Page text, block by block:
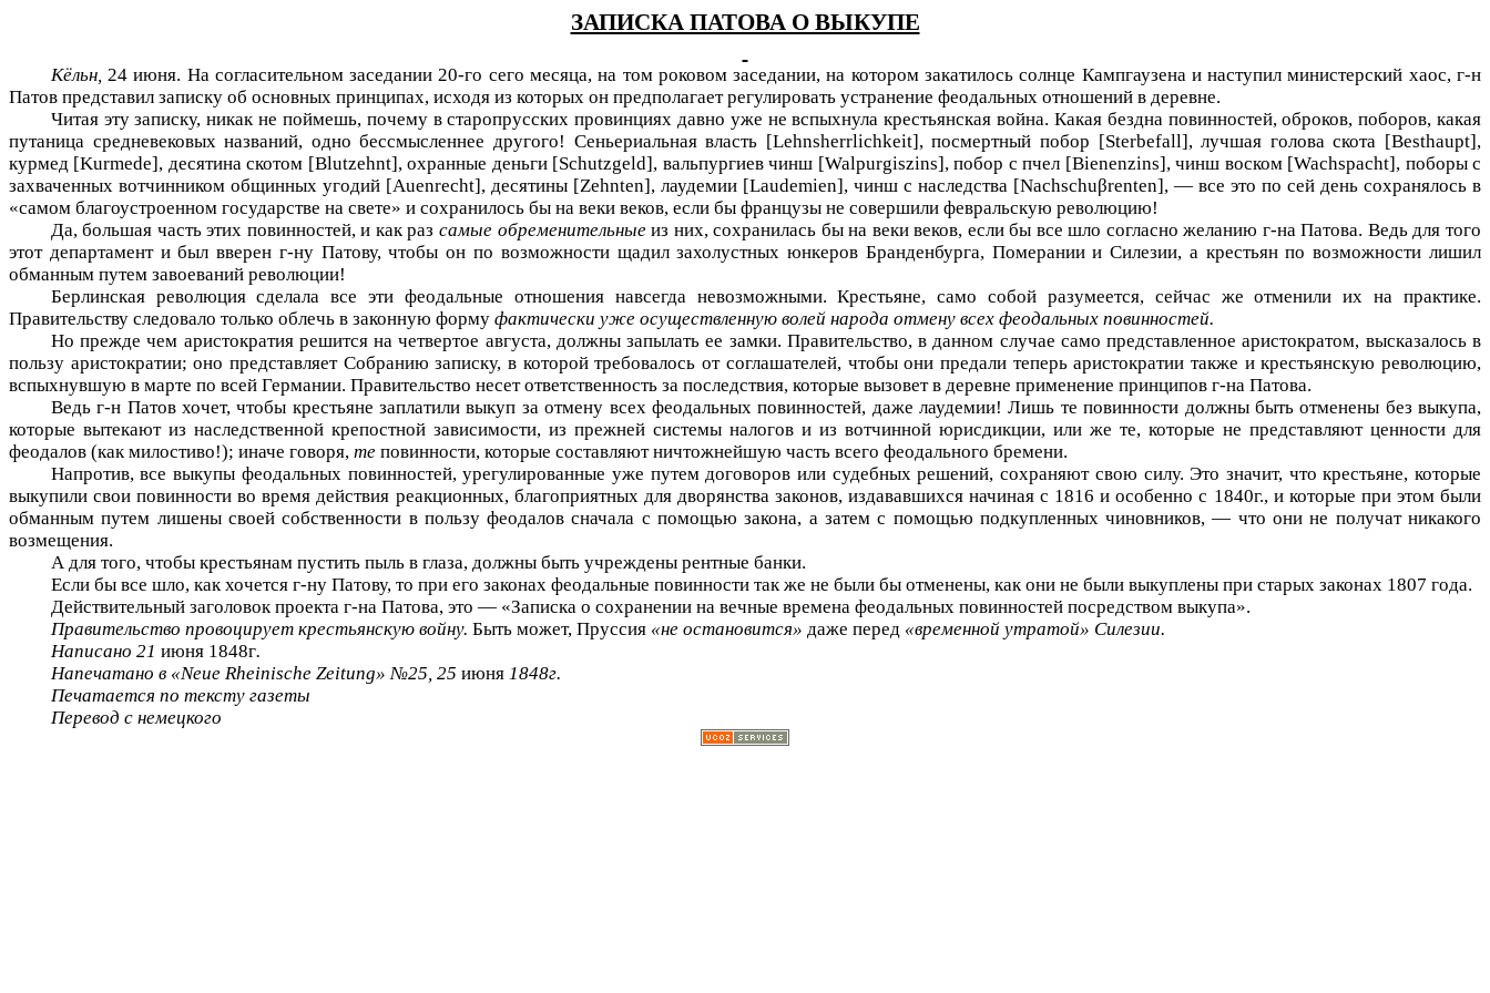
ЗАПИСКА ПАТОВА О ВЫКУПЕ
Кёльн,24 июня. На согласительном заседании 20-го сего месяца, на том роковом заседании, на котором закатилось солнце Кампгаузена и наступил министерский хаос, г-н
Патов представил записку об основных принципах, исходя из которых он предполагает регулировать устранение феодальных отношений в деревне.
Читая эту записку, никак не поймешь, почему в старопрусских провинциях давно уже не вспыхнула крестьянская война. Какая бездна повинностей, оброков, поборов, какая
путаница средневековых названий, одно бессмысленнее другого! Сеньериальная власть [Lehnsherrlichkeit], посмертный побор [Sterbefall], лучшая голова скота [Besthaupt],
курмед [Kurmede], десятина скотом [Blutzehnt], охранные деньги [Schutzgeld], вальпургиев чинш [Walpurgiszins], побор с пчел [Bienenzins], чинш воском [Wachspacht], поборы с
захваченных вотчинником общинных угодий [Auenrecht], десятины [Zehnten], лаудемии [Laudemien], чинш с наследства [Nachschuβrenten], — все это по сей день сохранялось в
«самом благоустроенном государстве на свете» и сохранилось бы на веки веков, если бы французы не совершили февральскую революцию!
Да, большая часть этих повинностей, и как раз самые обременительныеиз них, сохранилась бы на веки веков, если бы все шло согласно желанию г-на Патова. Ведь для того
этот департамент и был вверен г-ну Патову, чтобы он по возможности щадил захолустных юнкеров Бранденбурга, Померании и Силезии, а крестьян по возможности лишил
обманным путем завоеваний революции!
Берлинская революция сделала все эти феодальные отношения навсегда невозможными. Крестьяне, само собой разумеется, сейчас же отменили их на практике.
Правительству следовало только облечь в законную форму фактически уже осуществленную волей народа отмену всех феодальных повинностей.
Но прежде чем аристократия решится на четвертое августа, должны запылать ее замки. Правительство, в данном случае само представленное аристократом, высказалось в
пользу аристократии; оно представляет Собранию записку, в которой требовалось от соглашателей, чтобы они предали теперь аристократии также и крестьянскую революцию,
вспыхнувшую в марте по всей Германии. Правительство несет ответственность за последствия, которые вызовет в деревне применение принципов г-на Патова.
Ведь г-н Патов хочет, чтобы крестьяне заплатили выкуп за отмену всех феодальных повинностей, даже лаудемии! Лишь те повинности должны быть отменены без выкупа,
которые вы­текают из наследственной крепостной зависимости, из прежней системы налогов и из вотчинной юрисдикции, или же те, которые не представляют ценности для
феодалов (как милостиво!); иначе говоря, те повинности, которые составляют ничтожнейшую часть всего феодального бремени.
Напротив, все выкупы феодальных повинностей, урегулированные уже путем договоров или судебных решений, сохраняют свою силу. Это значит, что крестьяне, которые
выкупили свои повинности во время действия реакционных, благоприятных для дворянства законов, издававшихся начиная с 1816 и особенно с 1840г., и которые при этом были
обманным путем лишены своей собственности в пользу феодалов сначала с помощью закона, а затем с помощью подкупленных чиновников, — что они не получат никакого
возмещения.
А для того, чтобы крестьянам пустить пыль в глаза, должны быть учреждены рентные банки.
Если бы все шло, как хочется г-ну Патову, то при его законах феодальные повинности так же не были бы отменены, как они не были выкуплены при старых законах 1807 года.
Действительный заголовок проекта г-на Патова, это — «Записка о сохранении на вечные времена феодальных повинностей посредством выкупа».
Правительство провоцирует крестьянскую войну. Быть может, Пруссия «не остановится» даже перед «временной утратой» Силезии.
Написано 21 июня 1848г.
Напечатано в «Neue Rheinische Zeitung» №25, 25 июня 1848г.
Печатается по тексту газеты
Перевод с немецкого